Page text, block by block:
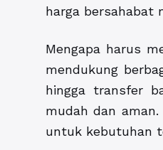
harga bersahabat
Mengapa harus
mendukung
hingga transfer
mudah dan
untuk kebutuhan